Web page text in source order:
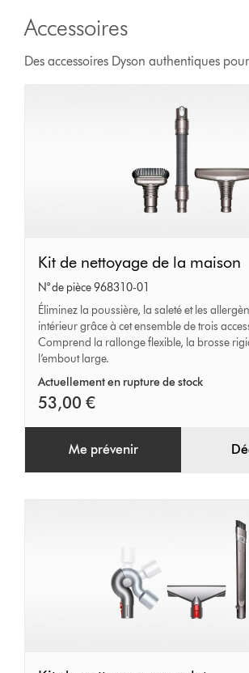
Accessoires
Des accessoires Dyson authentiques
Kit
de
nettoyage
de
la
maison
Kit de nettoyage de la maison
N° de pièce 968310-01
Éliminez la poussière, la saleté et les
intérieur grâce à cet ensemble de trois
Comprend la rallonge flexible, la brosse
l’embout large.
Actuellement en rupture de stock
53,00 €
Me prévenir